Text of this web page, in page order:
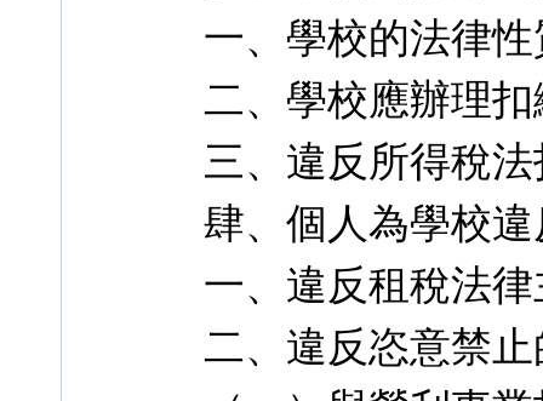
一、學校的法律
二、學校應辦理
三、違反所得稅
肆、個人為學校
一、違反租稅法
二、違反恣意禁